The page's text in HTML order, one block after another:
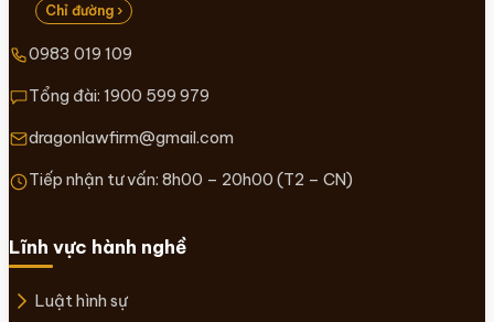
Chỉ đường ›
0983 019 109
Tổng đài: 1900 599 979
dragonlawfirm@gmail.com
Tiếp nhận tư vấn: 8h00 – 20h00 (T2 – CN)
Lĩnh vực hành nghề
Luật hình sự